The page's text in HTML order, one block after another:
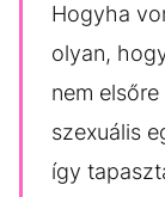
Hogyha
olyan,
nem
szexuális
így